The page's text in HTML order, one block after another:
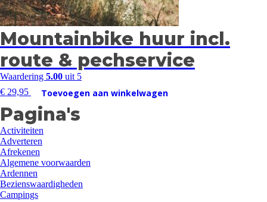
Mountainbike huur incl.
route & pechservice
Waardering 5.00 uit 5
€ 29,95 Toevoegen aan winkelwagen
Pagina's
Activiteiten
Adverteren
Afrekenen
Algemene voorwaarden
Ardennen
Bezienswaardigheden
Campings